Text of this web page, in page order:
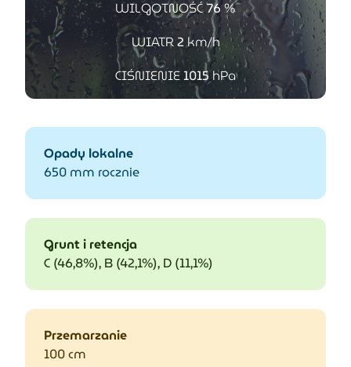
WILGOTNOŚĆ76%
WIATR2km/h
CIŚNIENIE1015hPa
Opady lokalne
650 mm rocznie
Grunt i retencja
C (46,8%), B (42,1%), D (11,1%)
Przemarzanie
100 cm